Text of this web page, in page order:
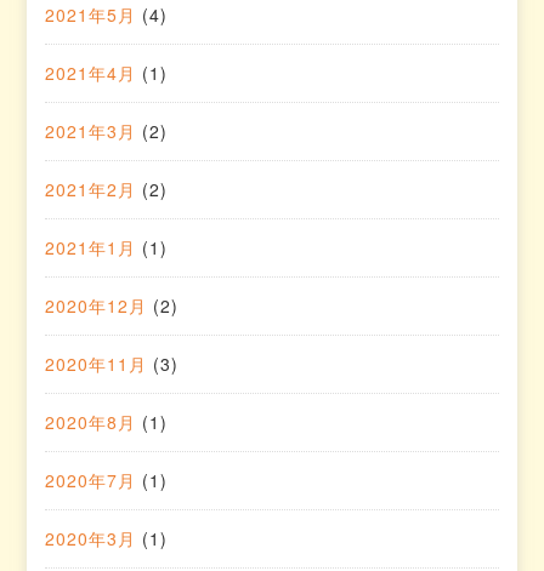
2021年5月 (4)
2021年4月 (1)
2021年3月 (2)
2021年2月 (2)
2021年1月 (1)
2020年12月 (2)
2020年11月 (3)
2020年8月 (1)
2020年7月 (1)
2020年3月 (1)